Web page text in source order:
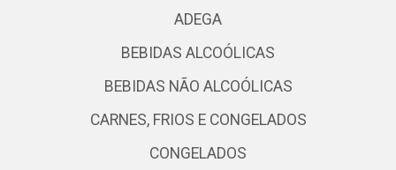
ADEGA
BEBIDAS ALCOÓLICAS
BEBIDAS NÃO ALCOÓLICAS
CARNES, FRIOS E CONGELADOS
CONGELADOS